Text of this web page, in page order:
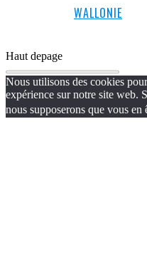
WALLONIE
Haut depage
Nous utilisons des cookies
expérience sur notre site web.
nous supposerons que vous en